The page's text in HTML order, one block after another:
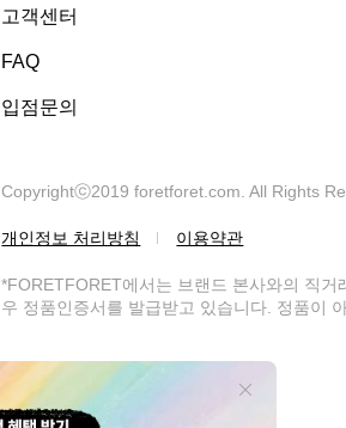
고객센터
FAQ
입점문의
Copyrightⓒ2019 foretforet.com. All Rights
개인정보 처리방침 이용약관
*FORETFORET에서는 브랜드 본사와의 직
우 정품인증서를 발급받고 있습니다. 정품이